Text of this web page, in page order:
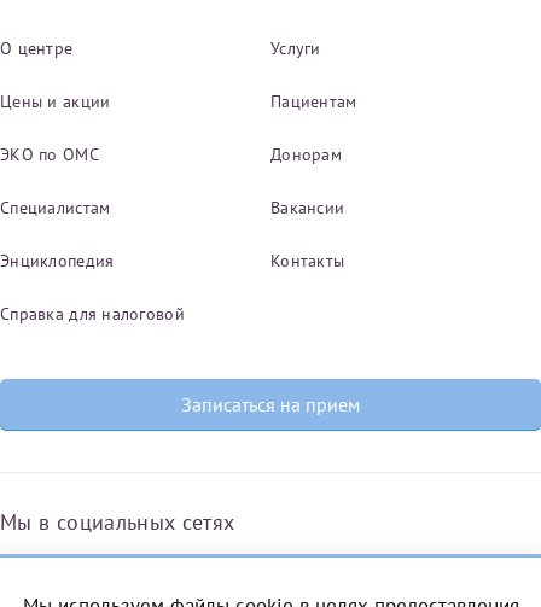
О центре Услуги
Цены и акции Пациентам
ЭКО по ОМС Донорам
Специалистам Вакансии
Энциклопедия Контакты
Справка для налоговой
Записаться на прием
Мы в социальных сетях